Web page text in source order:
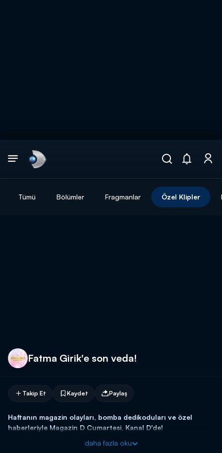
Tümü Bölümler Fragmanlar Özel Klipler
Fatma Girik'e son veda!
Takip Et Kaydet Paylaş
Haftanın magazin olayları, bomba dedikoduları ve özel
haberleriyle Magazin D Cumartesi, Kanal D'de!
daha fazla oku